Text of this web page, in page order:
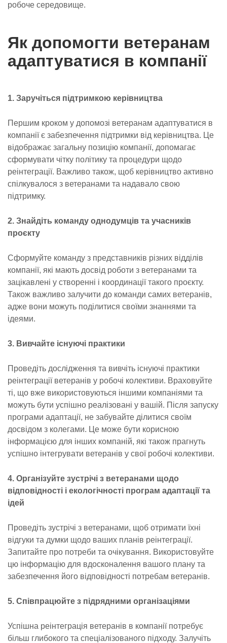
робоче середовище.
Як допомогти ветеранам
адаптуватися в компанії
1. Заручіться підтримкою керівництва
Першим кроком у допомозі ветеранам адаптуватися в
компанії є забезпечення підтримки від керівництва. Це
відображає загальну позицію компанії, допомагає
сформувати чітку політику та процедури щодо
реінтеграції. Важливо також, щоб керівництво активно
спілкувалося з ветеранами та надавало свою
підтримку.
2. Знайдіть команду однодумців та учасників
проєкту
Сформуйте команду з представників різних відділів
компанії, які мають досвід роботи з ветеранами та
зацікавлені у створенні і координації такого проєкту.
Також важливо залучити до команди самих ветеранів,
адже вони можуть поділитися своїми знаннями та
ідеями.
3. Вивчайте існуючі практики
Проведіть дослідження та вивчіть існуючі практики
реінтеграції ветеранів у робочі колективи. Враховуйте
ті, що вже використовуються іншими компаніями та
можуть бути успішно реалізовані у вашій. Після запуску
програми адаптації, не забувайте ділитися своїм
досвідом з колегами. Це може бути корисною
інформацією для інших компаній, які також прагнуть
успішно інтегрувати ветеранів у свої робочі колективи.
4. Організуйте зустрічі з ветеранами щодо
відповідності і екологічності програм адаптації та
ідей
Проведіть зустрічі з ветеранами, щоб отримати їхні
відгуки та думки щодо ваших планів реінтеграції.
Запитайте про потреби та очікування. Використовуйте
цю інформацію для вдосконалення вашого плану та
забезпечення його відповідності потребам ветеранів.
5. Співпрацюйте з підрядними організаціями
Успішна реінтеграція ветеранів в компанії потребує
більш глибокого та спеціалізованого підходу. Залучіть